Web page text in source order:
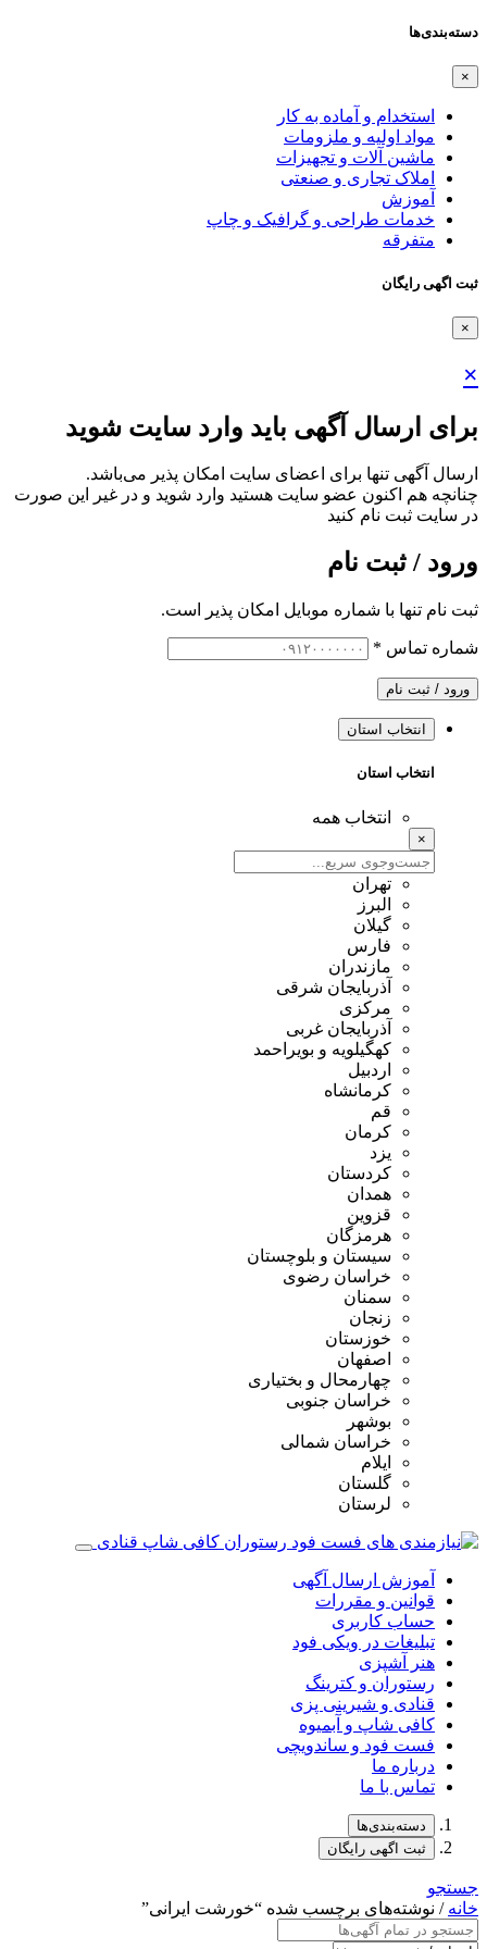
دسته‌بندی‌ها
×
استخدام و آماده به کار
مواد اولیه و ملزومات
ماشین آلات و تجهیزات
املاک تجاری و صنعتی
آموزش
خدمات طراحی و گرافیک و چاپ
متفرقه
ثبت اگهی رایگان
×
×
برای ارسال آگهی باید وارد سایت شوید
ارسال آگهی تنها برای اعضای سایت امکان پذیر می‌باشد.
چنانچه هم‌ اکنون عضو سایت هستید وارد شوید و در غیر این صورت
در سایت ثبت نام کنید
ورود / ثبت نام
ثبت نام تنها با شماره موبایل امکان پذیر است.
شماره تماس *
ورود / ثبت نام
انتخاب استان
انتخاب استان
انتخاب همه
×
تهران
البرز
گیلان
فارس
مازندران
آذربایجان شرقی
مرکزی
آذربایجان غربی
کهگیلویه و بویراحمد
اردبیل
کرمانشاه
قم
کرمان
یزد
کردستان
همدان
قزوین
هرمزگان
سیستان و بلوچستان
خراسان رضوی
سمنان
زنجان
خوزستان
اصفهان
چهارمحال و بختیاری
خراسان جنوبی
بوشهر
خراسان شمالی
ایلام
گلستان
لرستان
آموزش ارسال آگهی
قوانین و مقررات
حساب کاربری
تبلیغات در ویکی فود
هنر آشپزی
رستوران و کترینگ
قنادی و شیرینی پزی
کافی شاپ و آبمیوه
فست فود و ساندویچی
درباره ما
تماس با ما
دسته‌بندی‌ها
ثبت اگهی رایگان
جستجو
خانه / نوشته‌های برچسب شده “خورشت ایرانی”